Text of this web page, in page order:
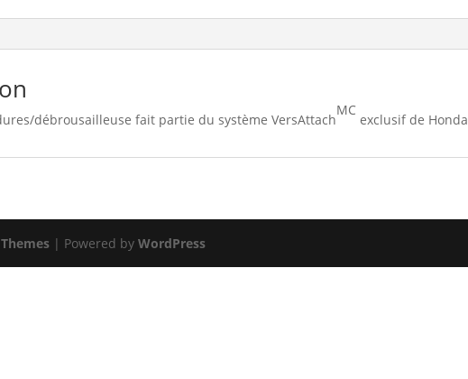
débrousailleuse fait partie du système VersAttach
MC
exclusif de
| Powered byWordPress